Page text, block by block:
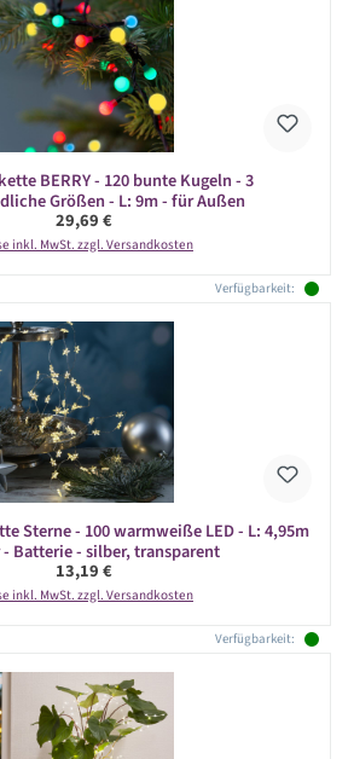
BERRY - 120 bunte Kugeln - 3
Größen - L: 9m - für Außen
Regulärer Preis:
29,69 €
inkl. MwSt. zzgl. Versandkosten
Verfügbarkeit:
Sterne - 100 warmweiße LED - L: 4,95m
Batterie - silber, transparent
Regulärer Preis:
13,19 €
inkl. MwSt. zzgl. Versandkosten
Verfügbarkeit: